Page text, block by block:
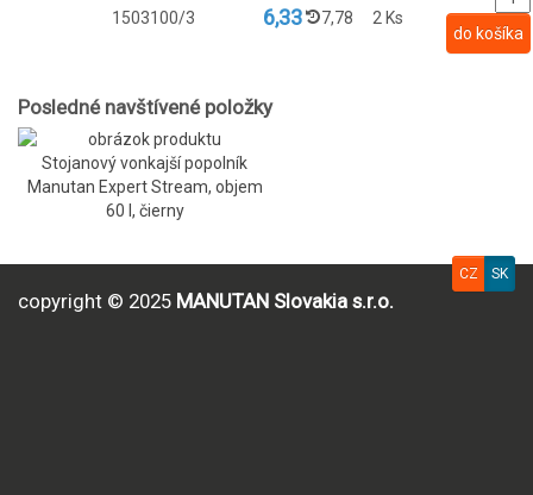
1503100/3 6,33 7,78 2 Ks
Posledné navštívené položky
Stojanový vonkajší popolník
Manutan Expert Stream, objem
60 l, čierny
copyright © 2025 MANUTAN Slovakia s.r.o.
CZ SK